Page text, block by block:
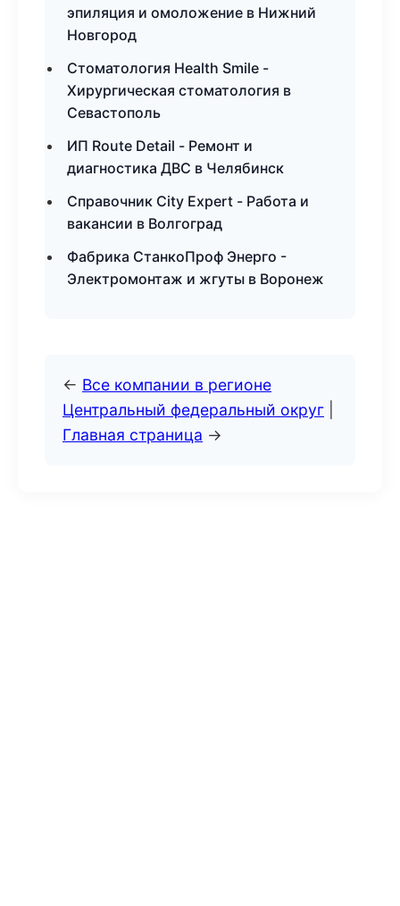
эпиляция и омоложение в Нижний
Новгород
Стоматология Health Smile -
Хирургическая стоматология в
Севастополь
ИП Route Detail - Ремонт и
диагностика ДВС в Челябинск
Справочник City Expert - Работа и
вакансии в Волгоград
Фабрика СтанкоПроф Энерго -
Электромонтаж и жгуты в Воронеж
← Все компании в регионе
Центральный федеральный округ
Главная страница →